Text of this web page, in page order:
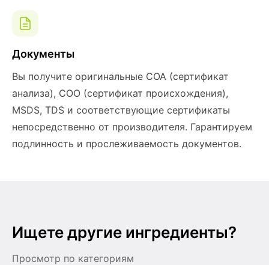
Документы
Вы получите оригинальные COA (сертификат
анализа), COO (сертификат происхождения),
MSDS, TDS и соответствующие сертификаты
непосредственно от производителя. Гарантируем
подлинность и прослеживаемость документов.
Ищете другие ингредиенты?
Просмотр по категориям